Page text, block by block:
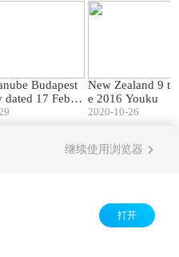
Budapest
dated 17 Febru
Youku
New Zealand 9 to
e 2016 Youku
2020-10-26
继续使用浏览器
打开